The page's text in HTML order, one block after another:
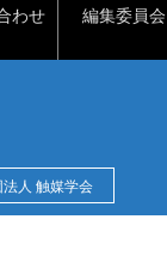
わせ 編集委員会
人 触媒学会